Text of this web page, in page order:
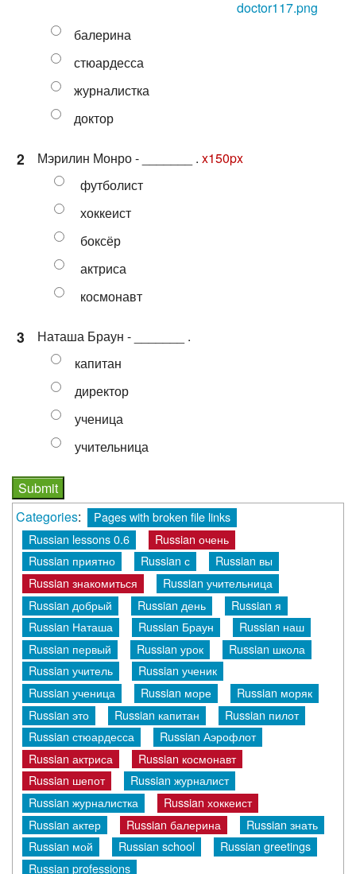
балерина
стюардесса
журналистка
доктор
2 Мэрилин Монро - _______ . x150px
футболист
хоккеист
боксёр
актриса
космонавт
3
Наташа Браун - _______ .
капитан
директор
ученица
учительница
Categories:
Pages with broken file links
Russian lessons 0.6
Russian очень
Russian приятно
Russian с
Russian вы
Russian знакомиться
Russian учительница
Russian добрый
Russian день
Russian я
Russian Наташа
Russian Браун
Russian наш
Russian первый
Russian урок
Russian школа
Russian учитель
Russian ученик
Russian ученица
Russian море
Russian моряк
Russian это
Russian капитан
Russian пилот
Russian стюардесса
Russian Аэрофлот
Russian актриса
Russian космонавт
Russian шепот
Russian журналист
Russian журналистка
Russian хоккеист
Russian актер
Russian балерина
Russian знать
Russian мой
Russian school
Russian greetings
Russian professions